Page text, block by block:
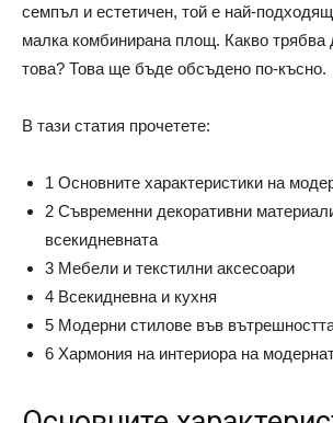
семпъл и естетичен, той е най-
малка комбинирана площ. Какво трябва
това? Това ще бъде обсъдено по-късно.
В тази статия прочетете:
1 Основните характеристики на
2 Съвременни декоративни
всекидневната
3 Мебели и текстилни аксесоари
4 Всекидневна и кухня
5 Модерни стилове във
6 Хармония на интериора на